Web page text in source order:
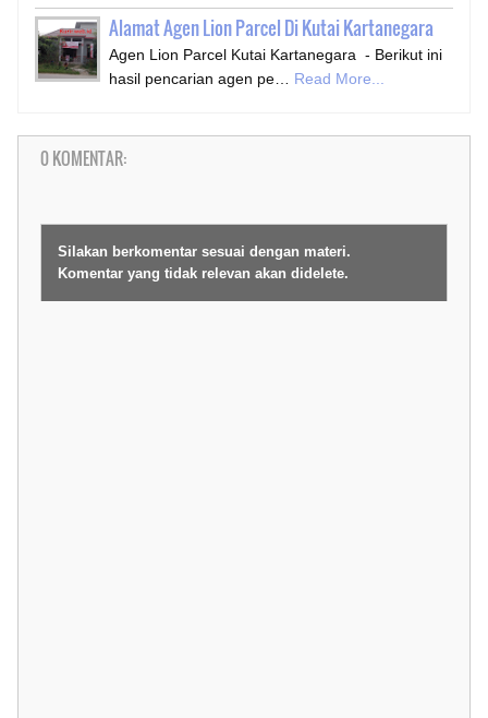
Alamat Agen Lion Parcel Di Kutai Kartanegara
Agen Lion Parcel Kutai Kartanegara - Berikut ini
hasil pencarian agen pe…
Read More...
0 KOMENTAR:
Silakan berkomentar sesuai dengan materi.
Komentar yang tidak relevan akan didelete.